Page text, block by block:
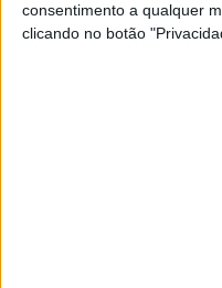
consentimento a qualquer
clicando no botão